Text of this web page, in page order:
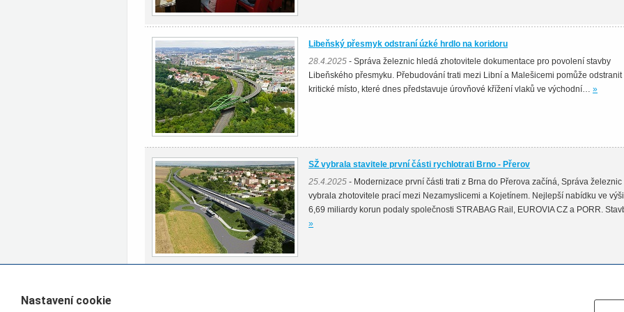
Libeňský přesmyk odstraní úzké hrdlo na koridoru
28.4.2025 - Správa železnic hledá zhotovitele dokumentace pro povolení stavby
Libeňského přesmyku. Přebudování trati mezi Libní a Malešicemi pomůže odstranit
kritické místo, které dnes představuje úrovňové křížení vlaků ve východní… »
SŽ vybrala stavitele první části rychlotrati Brno - Přerov
25.4.2025 - Modernizace první části trati z Brna do Přerova začíná, Správa železnic
vybrala zhotovitele prací mezi Nezamyslicemi a Kojetínem. Nejlepší nabídku ve výši
6,69 miliardy korun podaly společnosti STRABAG Rail, EUROVIA CZ a PORR.
»
Nastavení cookie